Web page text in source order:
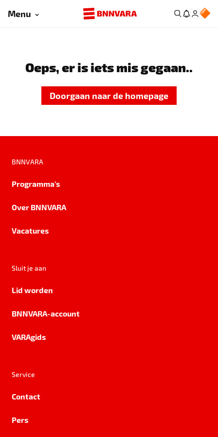
Menu
Oeps, er is iets mis gegaan..
Doorgaan naar de homepage
BNNVARA
Programma's
Over BNNVARA
Vacatures
Sluit je aan
Lid worden
BNNVARA-account
VARAgids
Service
Contact
Pers